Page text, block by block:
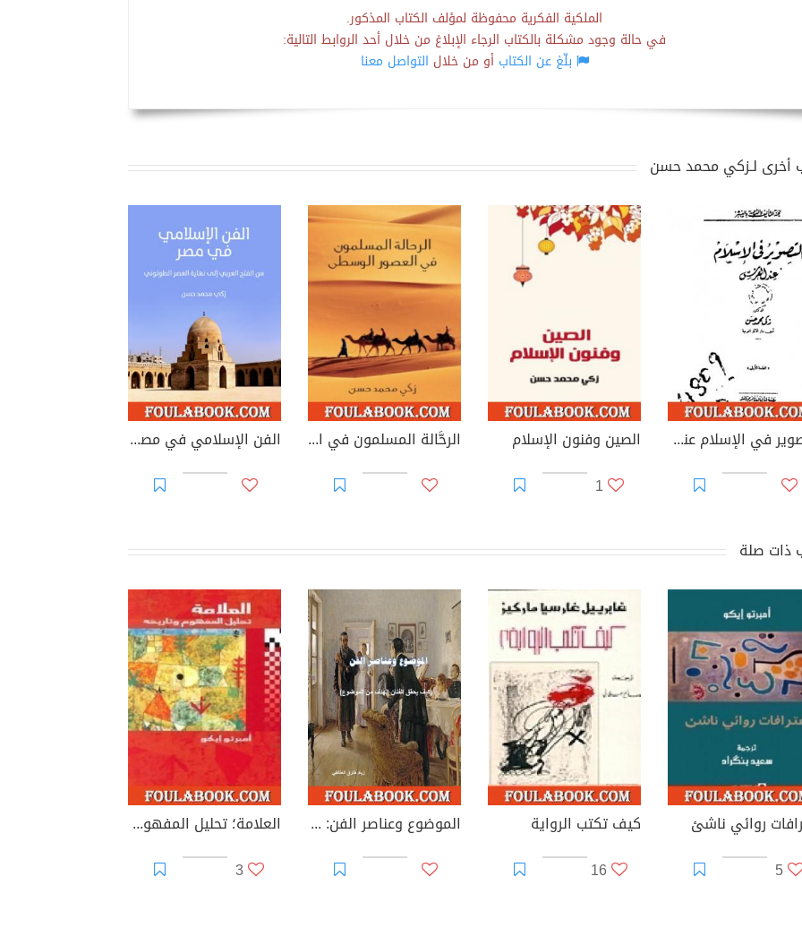
الملكية الفكرية محفوظة لمؤلف الكتاب المذكور.
في حالة وجود مشكلة بالكتاب الرجاء الإبلاغ من خلال أحد الروابط التالية:
بلّغ عن الكتابأو من خلال التواصل معنا
أخرى لـزكي محمد حسن
التصوير في الإسلام عند الفرس - نسخة أخرى
الصين وفنون الإسلام
1
الرحَّالة المسلمون في العصور الوسطى الفن الإسلامي في مصر - من الفتح العربي إلى نهاية العصر الطولوني
ذات صلة
روائي ناشئ
5
كيف تكتب الرواية
16
الموضوع وعناصر الفن: كيف يحقق الفنان الهدف من الموضوع؟
العلامة؛ تحليل المفهوم وتاريخه
3